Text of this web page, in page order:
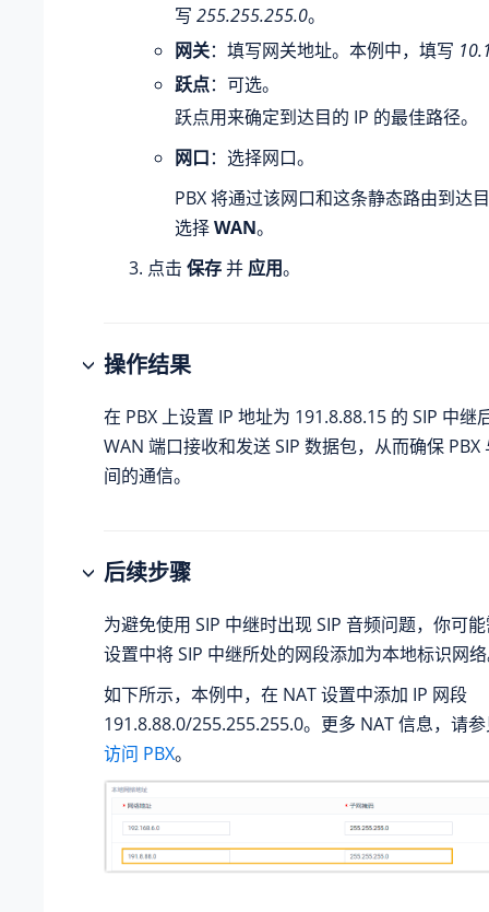
写 255.255.255.0。
网关：填写网关地址。本例中，填写
跃点：可选。
跃点用来确定到达目的 IP 的最佳路径。
网口：选择网口。
PBX 将通过该网口和这条静态路由到达
选择WAN。
点击 保存并应用。
操作结果
在 PBX 上设置 IP 地址为 191.8.88.15 的 SIP 中继
WAN 端口接收和发送 SIP 数据包，从而确保 PBX
间的通信。
后续步骤
为避免使用 SIP 中继时出现 SIP 音频问题，你可
设置中将 SIP 中继所处的网段添加为本地标识网
如下所示，本例中，在 NAT 设置中添加 IP 网段
191.8.88.0/255.255.255.0。更多 NAT 信息，请
访问 PBX。